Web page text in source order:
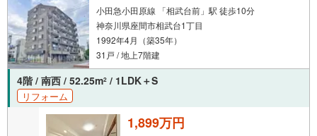
小田急小田原線 「相武台前」駅 徒歩10分
神奈川県座間市相武台1丁目
1992年4月（築35年）
31戸 / 地上7階建
4階 / 南西 / 52.25m2 / 1LDK＋S
リフォーム
1,899万円